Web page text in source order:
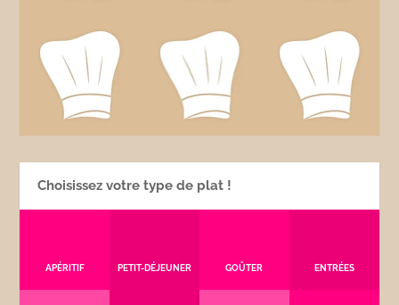
Choisissez votre type de plat !
APÉRITIF PETIT-DÉJEUNER GOÛTER ENTRÉES